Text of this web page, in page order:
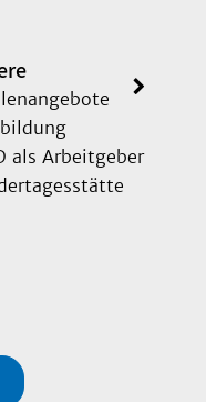
als Arbeitgeber